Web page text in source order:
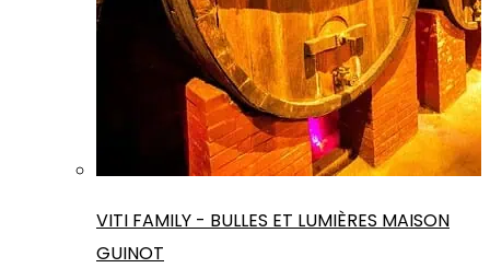
VITI FAMILY - BULLES ET LUMIÈRES MAISON
GUINOT